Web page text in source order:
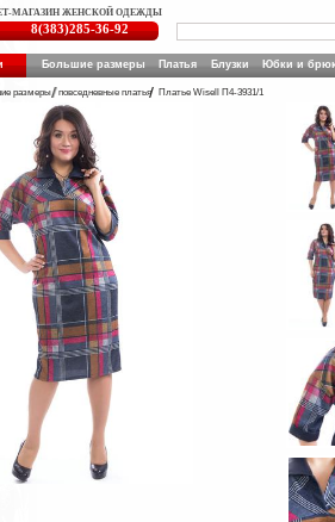
МАГАЗИН ЖЕНСКОЙ ОДЕЖДЫ
8(383)285-36-92
Большие размеры Платья Блузки Юбки и
размеры повседневные платья Платье Wisell П4-3931/1